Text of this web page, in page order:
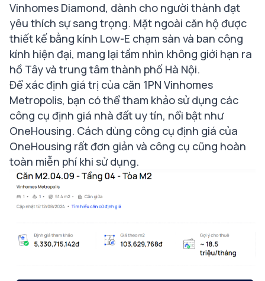
Vinhomes Diamond, dành cho người thành đạt
yêu thích sự sang trọng. Mặt ngoài căn hộ được
thiết kế bằng kính Low-E chạm sàn và ban công
kính hiện đại, mang lại tầm nhìn không giới hạn ra
hồ Tây và trung tâm thành phố Hà Nội.
Để xác định giá trị của căn 1PN Vinhomes
Metropolis, bạn có thể tham khảo sử dụng các
công cụ định giá nhà đất uy tín, nổi bật như
OneHousing. Cách dùng công cụ định giá của
OneHousing rất đơn giản và công cụ cũng hoàn
toàn miễn phí khi sử dụng.